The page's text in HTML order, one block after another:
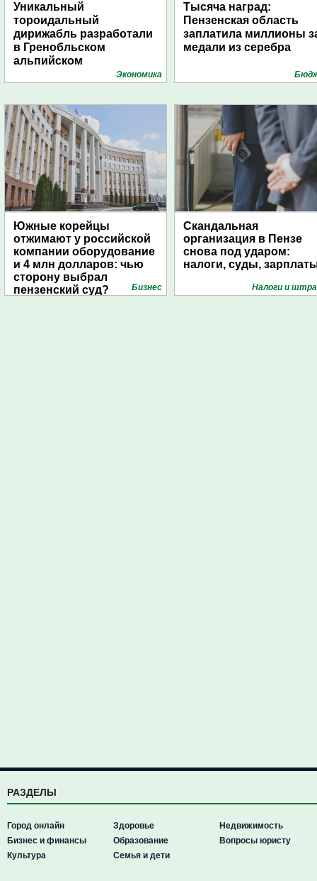
Уникальный
тороидальный
дирижабль разработали
в Гренобльском
альпийском
Экономика
Тысяча наград:
Пензенская область
заплатила миллионы
медали из серебра
Южные корейцы
отжимают у российской
компании оборудование
и 4 млн долларов: чью
сторону выбрал
пензенский суд?
Бизнес
Скандальная
организация в Пензе
снова под ударом:
налоги, суды,
Налоги и
РАЗДЕЛЫ
Город онлайн
Бизнес и финансы
Культура
Здоровье
Образование
Семья и дети
Недвижимость
Вопросы юристу